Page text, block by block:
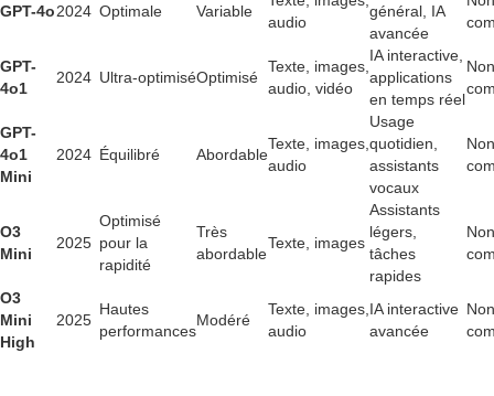
GPT-4o2024 Optimale Variable
audio
général, IA
avancée
GPT-
4o1
2024 Ultra-optimiséOptimisé
Texte, images,
audio, vidéo
IA interactive,
applications
en temps réel
Non
GPT-
4o1
Mini
2024 Équilibré Abordable
Texte, images,
audio
Usage
quotidien,
assistants
vocaux
Non
O3
Mini
2025
Optimisé
pour la
rapidité
Très
abordable
Texte, images
Assistants
légers,
tâches
rapides
Non
O3
Mini
High
2025
Hautes
performances
Modéré
Texte, images,
audio
IA interactive
avancée
Non